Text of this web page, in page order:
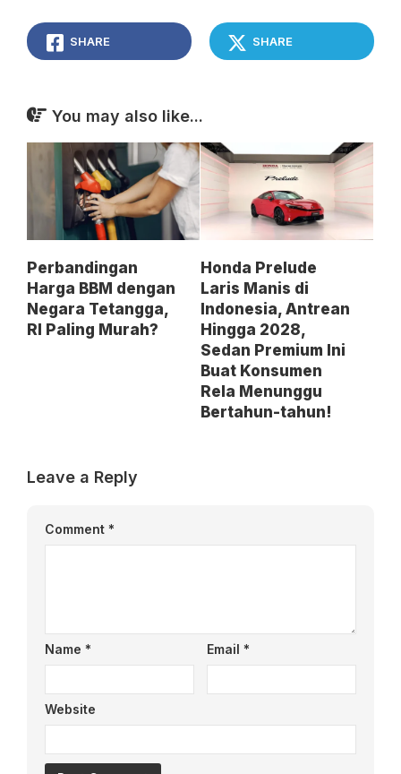
SHARE SHARE
You may also like...
Perbandingan
Harga BBM dengan
Negara Tetangga,
RI Paling Murah?
Honda Prelude
Laris Manis di
Indonesia, Antrean
Hingga 2028,
Sedan Premium Ini
Buat Konsumen
Rela Menunggu
Bertahun-tahun!
Leave a Reply
Comment *
Name * Email *
Website